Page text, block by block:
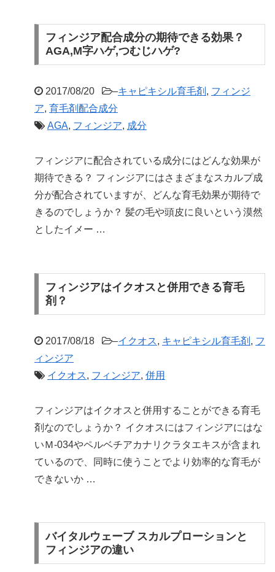
フィンジア配合成分の期待できる効果？
AGA,M字ハゲ,つむじハゲ?
2017/08/20 –キャピキシル育毛剤 , フィンジ
ア, 育毛剤配合成分
AGA, フィンジア, 成分
フィンジアに配合されている成分にはどんな効果が
期待できる？ フィンジアにはさまざまなスカルプ成
分が配合されていますが、どんな育毛効果が期待で
きるのでしょうか？ 髪の毛や頭皮に良いという漠然
としたイメー …
フィンジアはイクオスと併用できる育毛
剤？
2017/08/18 –イクオス, キャピキシル育毛剤 , フ
ィンジア
イクオス, フィンジア, 併用
フィンジアはイクオスと併用することができる育毛
剤なのでしょうか？ イクオスにはフィンジアにはな
いＭ-034やペルベチアカナリクラタエキスが含まれ
ているので、同時に使うことでより効率的な育毛が
できないか …
バイタルウェーブ スカルプローションと
フィンジアの違い